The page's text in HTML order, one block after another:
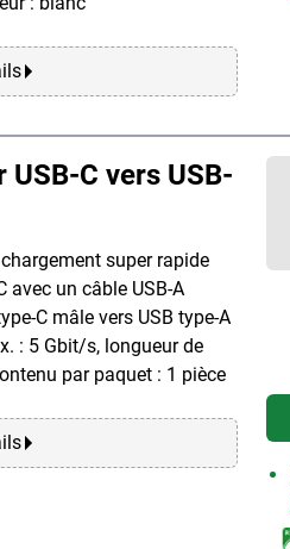
C vers USB-
super rapide
avec un câble USB-A
C mâle vers USB type-A
: 5 Gbit/s, longueur de
par paquet : 1 pièce